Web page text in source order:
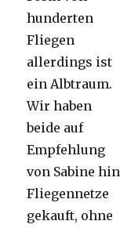
hunderten
Fliegen
allerdings ist
ein Albtraum.
Wir haben
beide auf
Empfehlung
von Sabine hin
Fliegennetze
gekauft, ohne